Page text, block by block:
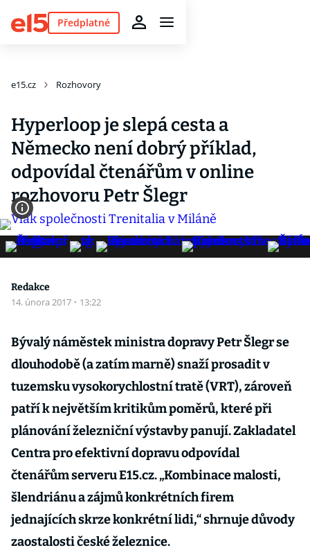
Předplatné
e15.cz Rozhovory
Hyperloop je slepá cesta a
Německo není dobrý příklad,
odpovídal čtenářům v online
rozhovoru Petr Šlegr
Redakce
14. února 2017 · 13:22
Bývalý náměstek ministra dopravy Petr Šlegr se
dlouhodobě (a zatím marně) snaží prosadit v
tuzemsku vysokorychlostní tratě (VRT), zároveň
patří k největším kritikům poměrů, které při
plánování železniční výstavby panují. Zakladatel
Centra pro efektivní dopravu odpovídal
čtenářům serveru E15.cz. „Kombinace malosti,
šlendriánu a zájmů konkrétních firem
jednajících skrze konkrétní lidi,“ shrnuje důvody
zaostalosti české železnice.